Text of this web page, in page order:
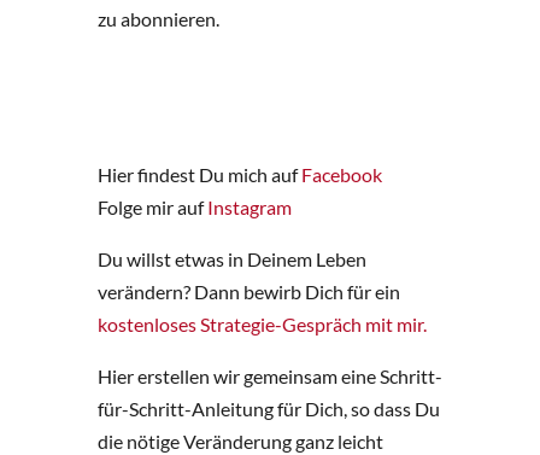
zu abonnieren.
Hier findest Du mich aufFacebook
Folge mir aufInstagram
Du willst etwas in Deinem Leben
verändern? Dann bewirb Dich für ein
kostenloses Strategie-Gespräch mit mir.
Hier erstellen wir gemeinsam eine Schritt-
für-Schritt-Anleitung für Dich, so dass Du
die nötige Veränderung ganz leicht